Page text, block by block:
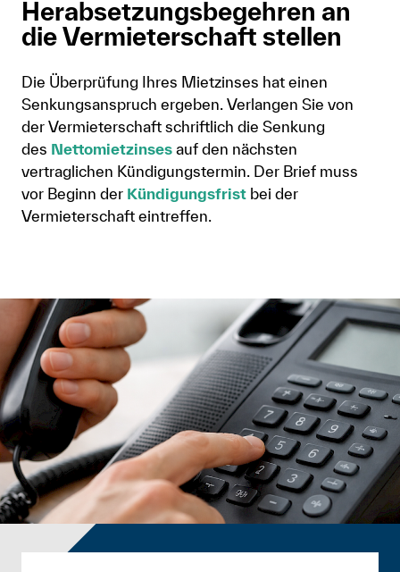
Herabsetzungsbegehren an
die Vermieterschaft stellen
Die Überprüfung Ihres Mietzinses hat einen
Senkungsanspruch ergeben. Verlangen Sie von
der Vermieterschaft schriftlich die Senkung
des Nettomietzinses auf den nächsten
vertraglichen Kündigungstermin. Der Brief muss
vor Beginn der Kündigungsfrist bei der
Vermieterschaft eintreffen.